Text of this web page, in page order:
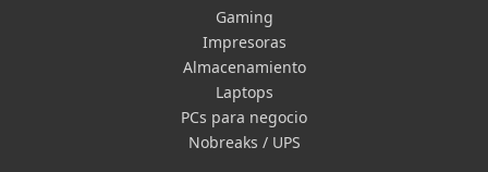
Gaming
Impresoras
Almacenamiento
Laptops
PCs para negocio
Nobreaks / UPS